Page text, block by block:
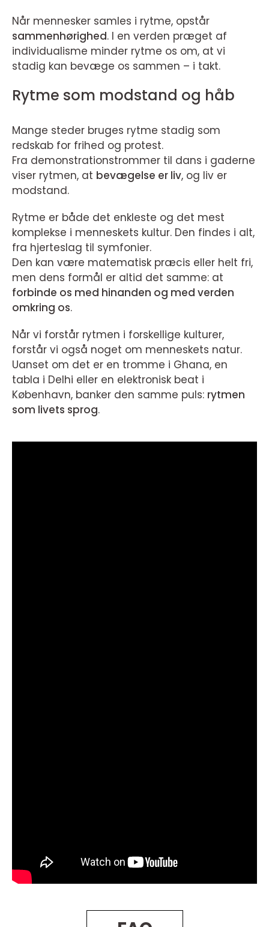
Når mennesker samles i rytme, opstår
sammenhørighed. I en verden præget af
individualisme minder rytme os om, at vi
stadig kan bevæge os sammen – i takt.
Rytme som modstand og håb
Mange steder bruges rytme stadig som
redskab for frihed og protest.
Fra demonstrationstrommer til dans i gaderne
viser rytmen, at bevægelse er liv, og liv er
modstand.
Rytme er både det enkleste og det mest
komplekse i menneskets kultur. Den findes i alt,
fra hjerteslag til symfonier.
Den kan være matematisk præcis eller helt fri,
men dens formål er altid det samme: at
forbinde os med hinanden og med verden
omkring os.
Når vi forstår rytmen i forskellige kulturer,
forstår vi også noget om menneskets natur.
Uanset om det er en tromme i Ghana, en
tabla i Delhi eller en elektronisk beat i
København, banker den samme puls: rytmen
som livets sprog.